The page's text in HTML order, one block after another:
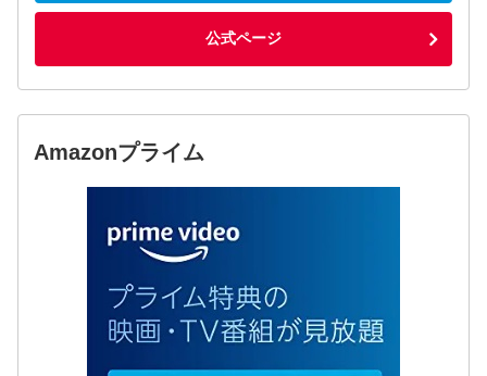
公式ページ
Amazonプライム